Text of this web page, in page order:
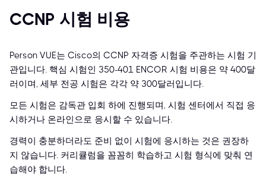
CCNP 시험 비용
Person VUE는 Cisco의 CCNP 자격증 시험을 주관하는 시험 기
관입니다. 핵심 시험인 350-401 ENCOR 시험 비용은 약 400달
러이며, 세부 전공 시험은 각각 약 300달러입니다.
모든 시험은 감독관 입회 하에 진행되며, 시험 센터에서 직접 응
시하거나 온라인으로 응시할 수 있습니다.
경력이 충분하더라도 준비 없이 시험에 응시하는 것은 권장하
지 않습니다. 커리큘럼을 꼼꼼히 학습하고 시험 형식에 맞춰 연
습해야 합니다.